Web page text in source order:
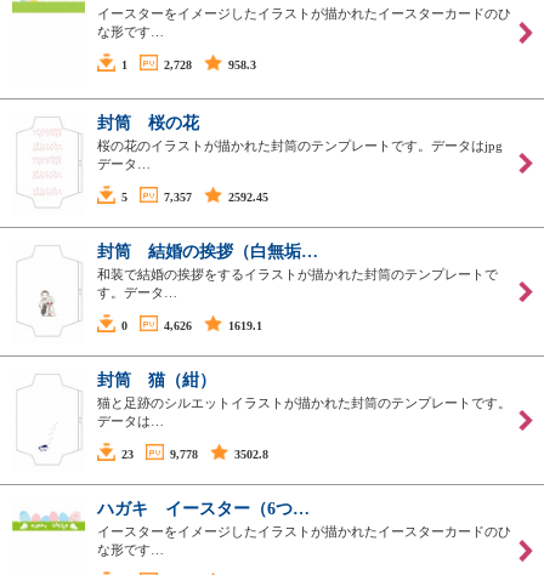
イースターをイメージしたイラストが描かれたイースターカードのひ
な形です…
1 2,728 958.3
封筒 桜の花
桜の花のイラストが描かれた封筒のテンプレートです。データはjpg
データ…
5 7,357 2592.45
封筒 結婚の挨拶（白無垢…
和装で結婚の挨拶をするイラストが描かれた封筒のテンプレートで
す。データ…
0 4,626 1619.1
封筒 猫（紺）
猫と足跡のシルエットイラストが描かれた封筒のテンプレートです。
データは…
23 9,778 3502.8
ハガキ イースター（6つ…
イースターをイメージしたイラストが描かれたイースターカードのひ
な形です…